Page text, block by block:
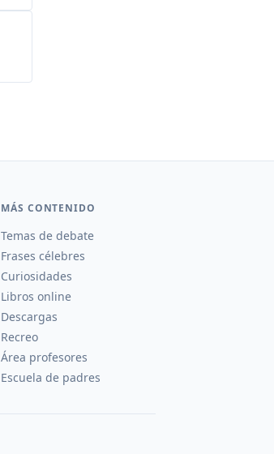
MÁS CONTENIDO
Temas de debate
Frases célebres
Curiosidades
Libros online
Descargas
Recreo
Área profesores
Escuela de padres